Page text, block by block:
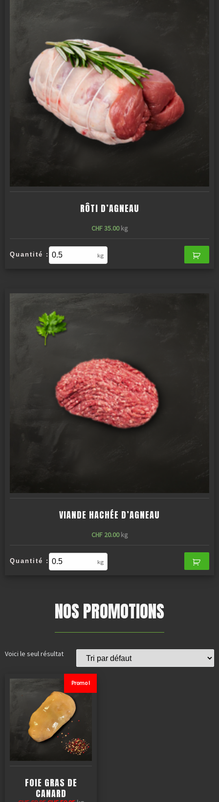
RÔTI D’AGNEAU
CHF35.00 kg
Quantité : kg
VIANDE HACHÉE D’AGNEAU
CHF20.00 kg
Quantité : kg
NOS PROMOTIONS
Voici le seul résultat
Promo !
FOIE GRAS DE
CANARD